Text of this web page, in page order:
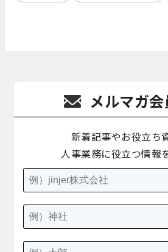
メルマガ
新着記事やお役立ち
人事業務に役立つ情報